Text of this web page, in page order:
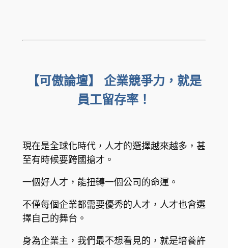
【可傲論壇】
企業競爭力，就是
員工留存率！
現在是全球化時代，人才的選擇越來越多，甚
至有時候要跨國搶才。
一個好人才，能扭轉一個公司的命運。
不僅每個企業都需要優秀的人才，人才也會選
擇自己的舞台。
身為企業主，我們最不想看見的，就是培養許